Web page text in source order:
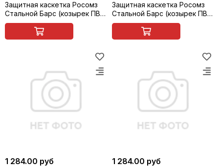
Защитная каскетка Росомз
Стальной Барс (козырек ПВХ,
прозрачно-серый, 65 мм),
серая, арт. 92311
Защитная каскетка Росомз
Стальной Барс (козырек ПВХ,
прозрачно-серый, 65 мм),
бежевая, арт. 92312
1 284.00 руб 1 284.00 руб